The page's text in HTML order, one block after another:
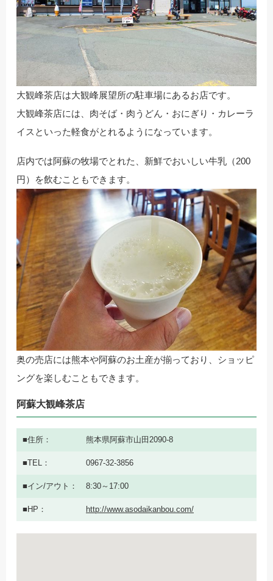
大観峰茶店は大観峰展望所の駐車場にあるお店です。
大観峰茶店には、肉そば・肉うどん・おにぎり・カレーラ
イスといった軽食がとれるようになっています。
店内では阿蘇の牧場でとれた、新鮮でおいしい牛乳（200
円）を飲むこともできます。
奥の売店には熊本や阿蘇のお土産が揃っており、ショッピ
ングを楽しむこともできます。
阿蘇大観峰茶店
住所 熊本県阿蘇市山田2090-8
TEL 0967-32-3856
イン/アウト 8:30～17:00
HP http://www.asodaikanbou.com/